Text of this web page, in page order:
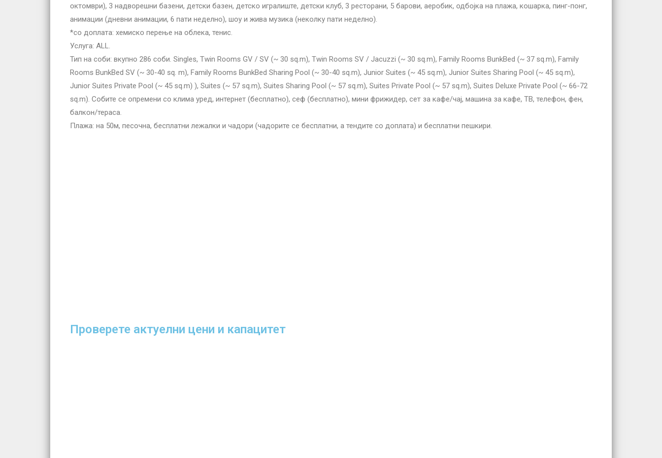
октомври), 3 надворешни базени, детски базен, детско игралиште, детски клуб, 3 ресторани, 5 барови, аеробик, одбојка на плажа, кошарка, пинг-понг,
анимации (дневни анимации, 6 пати неделно), шоу и жива музика (неколку пати неделно).
*со доплата: хемиско перење на облека, тенис.
Услуга: ALL.
Тип на соби: вкупно 286 соби. Singles, Τwin Rooms GV / SV (~ 30 sq.m), Τwin Rooms SV / Jacuzzi (~ 30 sq.m), Family Rooms BunkBed (~ 37 sq.m), Family
Rooms BunkBed SV (~ 30-40 sq. m), Family Rooms BunkBed Sharing Pool (~ 30-40 sq.m), Junior Suites (~ 45 sq.m), Junior Suites Sharing Pool (~ 45 sq.m),
Junior Suites Private Pool (~ 45 sq.m) ), Suites (~ 57 sq.m), Suites Sharing Pool (~ 57 sq.m), Suites Private Pool (~ 57 sq.m), Suites Deluxe Private Pool (~ 66-72
sq.m). Собите се опремени со клима уред, интернет (бесплатно), сеф (бесплатно), мини фрижидер, сет за кафе/чај, машина за кафе, ТВ, телефон, фен,
балкон/тераса.
Плажа: на 50м, песочна, бесплатни лежалки и чадори (чадорите се бесплатни, а тендите со доплата) и бесплатни пешкири.
Проверете актуелни цени и капацитет